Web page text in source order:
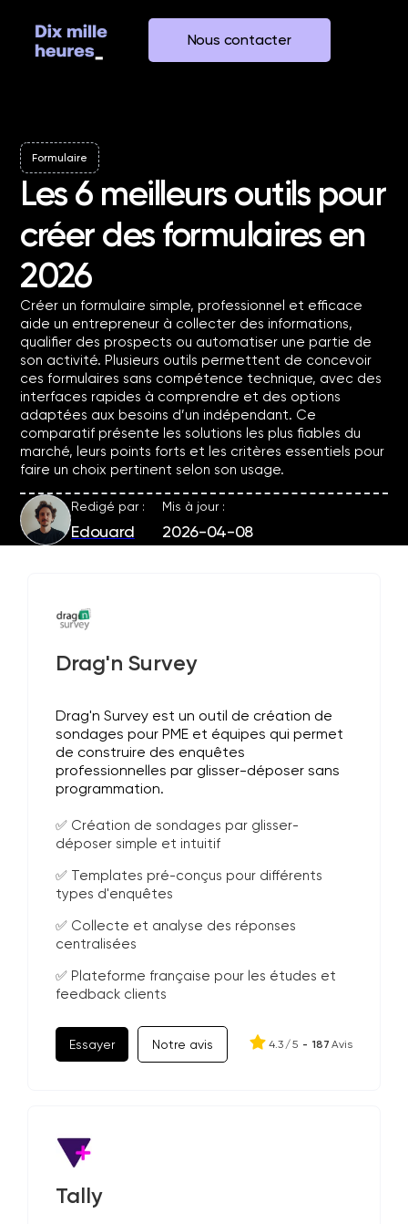
Nous contacter
Formulaire
Les 6 meilleurs outils pour
créer des formulaires en
2026
Créer un formulaire simple, professionnel et efficace
aide un entrepreneur à collecter des informations,
qualifier des prospects ou automatiser une partie de
son activité. Plusieurs outils permettent de concevoir
ces formulaires sans compétence technique, avec des
interfaces rapides à comprendre et des options
adaptées aux besoins d’un indépendant. Ce
comparatif présente les solutions les plus fiables du
marché, leurs points forts et les critères essentiels pour
faire un choix pertinent selon son usage.
Redigé par :
Edouard
Mis à jour :
2026-04-08
Drag'n Survey
Drag'n Survey est un outil de création de
sondages pour PME et équipes qui permet
de construire des enquêtes
professionnelles par glisser-déposer sans
programmation.
✅ Création de sondages par glisser-
déposer simple et intuitif
✅ Templates pré-conçus pour différents
types d'enquêtes
✅ Collecte et analyse des réponses
centralisées
✅ Plateforme française pour les études et
feedback clients
Essayer Notre avis 4.3 /5 - 187 Avis
Tally